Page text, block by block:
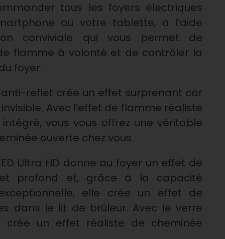
tous les foyers électriques
ou votre tablette, à l’aide
conviviale qui vous permet de
flamme à volonté et de contrôler la
foyer.
anti-reflet crée un effet surprenant car
Avec l’effet de flamme réaliste
vous vous offrez une véritable
ouverte chez vous.
Ultra HD donne au foyer un effet de
profond et, grâce à la capacité
elle crée un effet de
dans le lit de brûleur. Avec le verre
crée un effet réaliste de cheminée